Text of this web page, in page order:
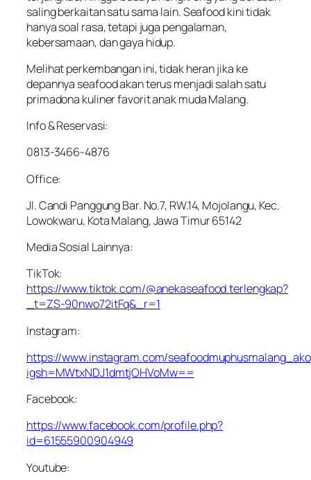
saling berkaitan satu sama lain. Seafood kini tidak
hanya soal rasa, tetapi juga pengalaman,
kebersamaan, dan gaya hidup.
Melihat perkembangan ini, tidak heran jika ke
depannya seafood akan terus menjadi salah satu
primadona kuliner favorit anak muda Malang.
Info & Reservasi:
0813-3466-4876
Office:
Jl. Candi Panggung Bar. No.7, RW.14, Mojolangu, Kec.
Lowokwaru, Kota Malang, Jawa Timur 65142
Media Sosial Lainnya:
TikTok:
https://www.tiktok.com/@anekaseafood.terlengkap?
_t=ZS-90nwo72itFq&_r=1
Instagram:
https://www.instagram.com/
igsh=MWtxNDJ1dmtjOHVoMw==
Facebook:
https://www.facebook.com/profile.php?
id=61555900904949
Youtube: